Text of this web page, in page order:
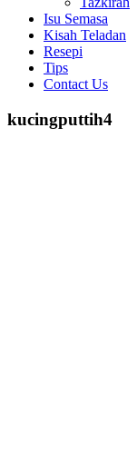
Isu Semasa
Kisah Teladan
Resepi
Tips
Contact Us
kucingputtih4